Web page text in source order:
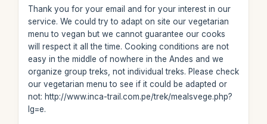
Thank you for your email and for your interest in our
service. We could try to adapt on site our vegetarian
menu to vegan but we cannot guarantee our cooks
will respect it all the time. Cooking conditions are not
easy in the middle of nowhere in the Andes and we
organize group treks, not individual treks. Please check
our vegetarian menu to see if it could be adapted or
not: http://www.inca-trail.com.pe/trek/mealsvege.php?
lg=e.